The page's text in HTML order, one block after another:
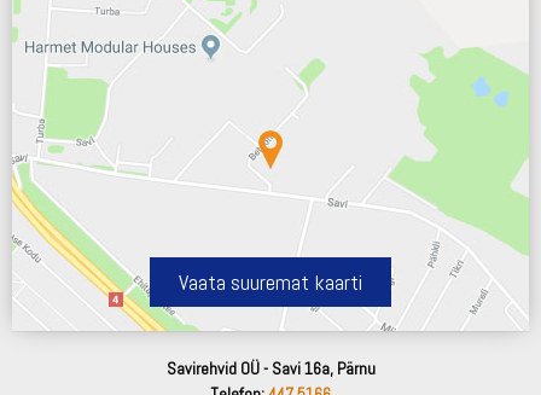
Vaata suuremat kaarti
Savirehvid OÜ - Savi 16a, Pärnu